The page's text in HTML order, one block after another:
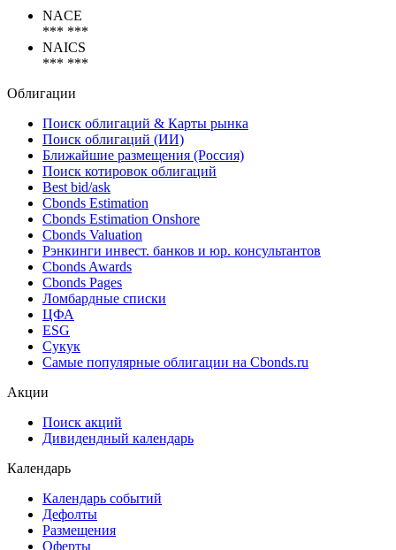
Коды
*** ***
*** ***
Облигации
Поиск облигаций & Карты рынка
Поиск облигаций (ИИ)
Ближайшие размещения (Россия)
Поиск котировок облигаций
Best bid/ask
Cbonds Estimation
Cbonds Estimation Onshore
Cbonds Valuation
Рэнкинги инвест. банков и юр. консультантов
Cbonds Awards
Cbonds Pages
Ломбардные списки
ESG
Самые популярные облигации на Cbonds.ru
Дивидендный календарь
Календарь